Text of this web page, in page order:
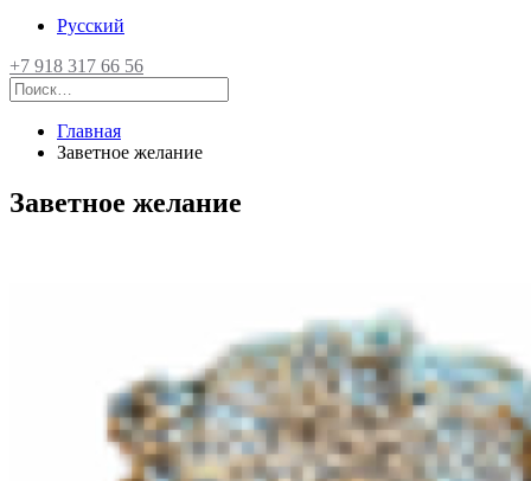
Русский
+7 918 317 66 56
Главная
Заветное желание
Заветное желание